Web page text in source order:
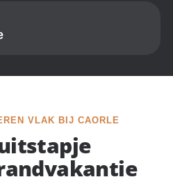
VLAK BIJ CAORLE